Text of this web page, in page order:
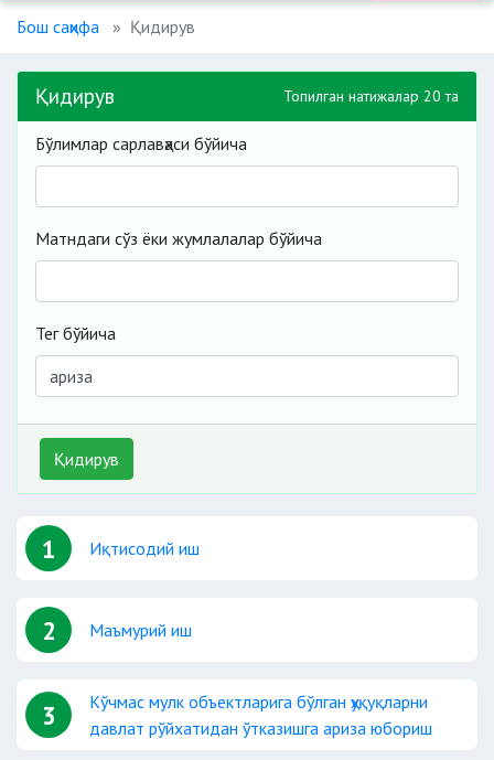
Бош саҳифа Қидирув
Қидирув Топилган натижалар 20 та
Бўлимлар сарлавҳаси бўйича
Матндаги сўз ёки жумлалалар бўйича
Тег бўйича
Қидирув
1 Иқтисодий иш
2 Маъмурий иш
3
Кўчмас мулк объектларига бўлган ҳуқуқларни
давлат рўйхатидан ўтказишга ариза юбориш